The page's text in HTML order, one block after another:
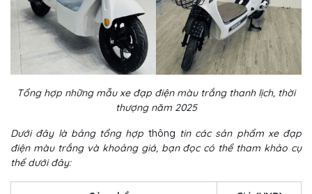
Tổng hợp những mẫu xe đạp điện màu trắng thanh lịch, thời
thượng năm 2025
Dưới đây là bảng tổng hợp thông tin các sản phẩm xe đạp
điện màu trắng và khoảng giá, bạn đọc có thể tham khảo cụ
thể dưới đây: